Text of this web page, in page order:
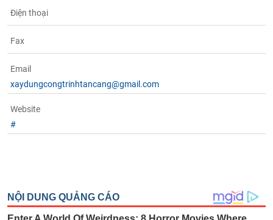
Điện thoại
Fax
Email
xaydungcongtrinhtancang@gmail.com
Website
#
Công
tư
thông
tài
Dữ
liệu